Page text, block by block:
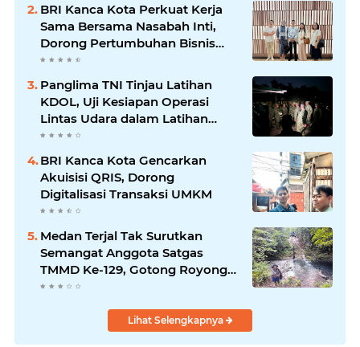
BRI Kanca Kota Perkuat Kerja
Sama Bersama Nasabah Inti,
Dorong Pertumbuhan Bisnis
Berkelanjutan
Panglima TNI Tinjau Latihan
KDOL, Uji Kesiapan Operasi
Lintas Udara dalam Latihan
Terintegrasi TNI 2026
BRI Kanca Kota Gencarkan
Akuisisi QRIS, Dorong
Digitalisasi Transaksi UMKM
Medan Terjal Tak Surutkan
Semangat Anggota Satgas
TMMD Ke-129, Gotong Royong
Wujudkan Pembangunan di
Lihat Selengkapnya